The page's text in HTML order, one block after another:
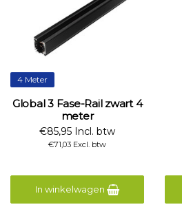
4 Meter
Global 3 Fase-Rail zwart 4
meter
€85,95 Incl. btw
€71,03 Excl. btw
In winkelwagen